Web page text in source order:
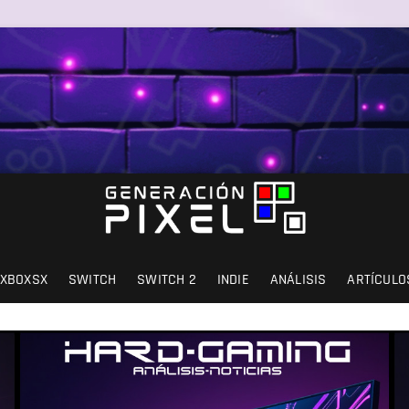
XBOXSX SWITCH SWITCH 2 INDIE ANÁLISIS